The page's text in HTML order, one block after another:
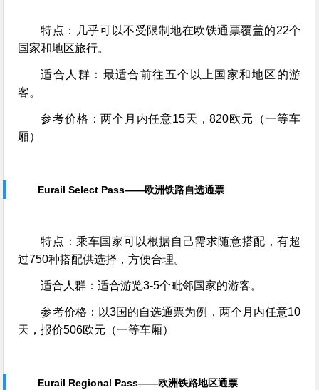
特点：几乎可以不受限制地在欧铁通票覆盖的22个
国家和地区旅行。
适合人群：最适合前往五个以上国家和地区的游
客。
参考价格：两个月内任意15天，820欧元（一等车
厢）
Eurail Select Pass——欧洲铁路自选通票
特点：乘车国家可以根据自己需求随意搭配，有超
过750种搭配供选择，方便合理。
适合人群：适合游览3-5个毗邻国家的游客。
参考价格：以3国的自选通票为例，两个月内任意10
天，报价506欧元（一等车厢）
Eurail Regional Pass——欧洲铁路地区通票